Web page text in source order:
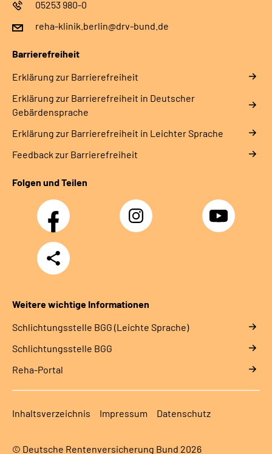
05253 980-0
reha-klinik.berlin@drv-bund.de
Barrierefreiheit
Erklärung zur Barrierefreiheit
Erklärung zur Barrierefreiheit in Deutscher
Gebärdensprache
Erklärung zur Barrierefreiheit in Leichter Sprache
Feedback zur Barrierefreiheit
Folgen und Teilen
Facebook Instagram YouTube
Teilen
Weitere wichtige Informationen
Schlich­tungs­stel­le BGG (Leichte Sprache)
Schlich­tungs­stel­le BGG
Reha-Portal
Inhaltsverzeichnis Impressum Datenschutz
© Deutsche Rentenversicherung Bund 2026